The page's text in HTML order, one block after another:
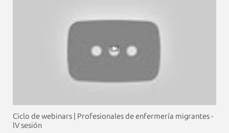
Ciclo de webinars | Profesionales de enfermería migrantes -
lV sesión